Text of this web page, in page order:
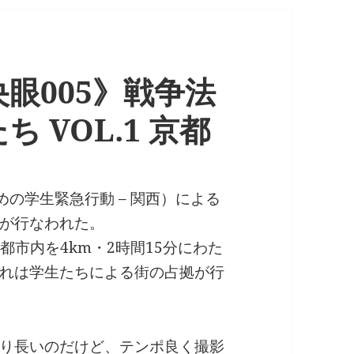
005》戦争法
VOL.1 京都
学生緊急行動 – 関西）による
行なわれた。
市内を4km・2時間15分にわた
は学生たちによる街の占拠が行
長いのだけど、テンポ良く撮影